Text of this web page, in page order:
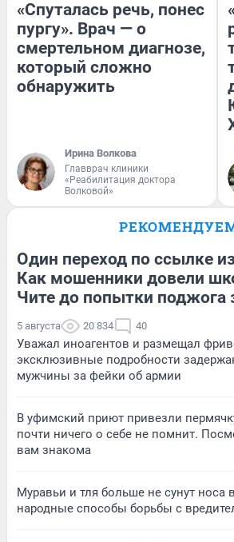
«Спуталась речь, понес
пургу». Врач — о
смертельном диагнозе,
который сложно
обнаружить
Ирина Волкова
Главврач клиники
«Реабилитация доктора
Волковой»
Один переход по ссылке
Как мошенники довели
Чите до попытки поджога
5 августа 20 834 40
Уважал иноагентов и размещал
эксклюзивные подробности
мужчины за фейки об армии
В уфимский приют привезли
почти ничего о себе не помнит.
вам знакома
Муравьи и тля больше не сунут носа
народные способы борьбы с